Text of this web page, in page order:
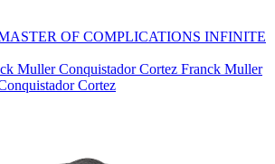
OF COMPLICATIONS INFINITE
Franck Muller
Cortez